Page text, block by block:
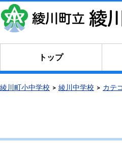
トップ
綾川町小中学校 綾川中学校 カテ